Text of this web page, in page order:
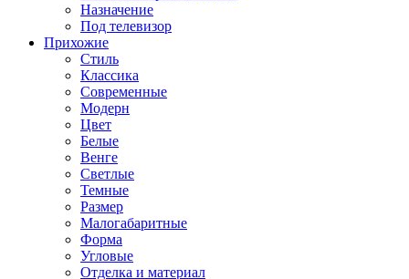
Назначение
Под телевизор
Прихожие
Стиль
Классика
Современные
Модерн
Цвет
Белые
Венге
Светлые
Темные
Размер
Малогабаритные
Форма
Угловые
Отделка и материал